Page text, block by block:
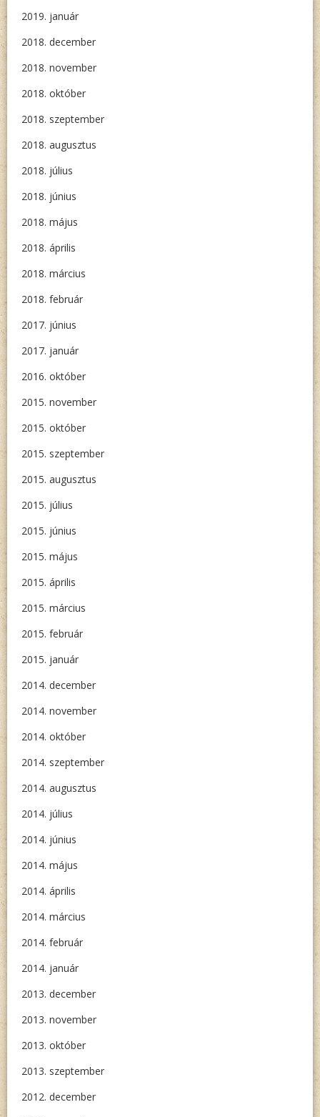
2019. január
2018. december
2018. november
2018. október
2018. szeptember
2018. augusztus
2018. július
2018. június
2018. május
2018. április
2018. március
2018. február
2017. június
2017. január
2016. október
2015. november
2015. október
2015. szeptember
2015. augusztus
2015. július
2015. június
2015. május
2015. április
2015. március
2015. február
2015. január
2014. december
2014. november
2014. október
2014. szeptember
2014. augusztus
2014. július
2014. június
2014. május
2014. április
2014. március
2014. február
2014. január
2013. december
2013. november
2013. október
2013. szeptember
2012. december